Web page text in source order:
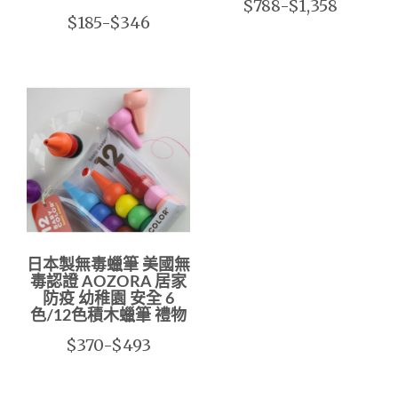
$185-$346
$788-$1,358
日本製無毒蠟筆 美國無
毒認證 AOZORA 居家
防疫 幼稚園 安全 6
色/12色積木蠟筆 禮物
$370-$493